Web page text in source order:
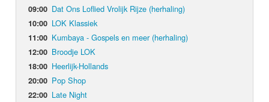
09:00 Dat Ons Loflied Vrolijk Rijze (herhaling)
10:00 LOK Klassiek
11:00 Kumbaya - Gospels en meer (herhaling)
12:00 Broodje LOK
18:00 Heerlijk-Hollands
20:00 Pop Shop
22:00 Late Night